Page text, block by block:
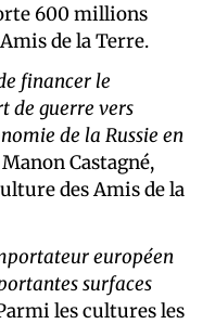
600 millions
de la Terre.
financer le
de guerre vers
de la Russie en
Manon Castagné,
des Amis de la
européen
surfaces
les cultures les